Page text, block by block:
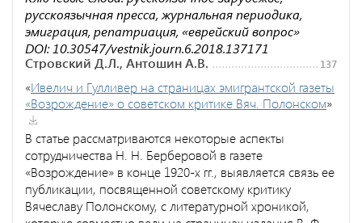
русскоязычная пресса, журнальная периодика,
эмиграция, репатриация, «еврейский вопрос»
DOI: 10.30547/vestnik.journ.6.2018.137171
Стровский Д.Л., Антошин А.В.
137
«Ивелич и Гулливер на страницах эмигрантской газеты
«Возрождение» о советском критике Вяч. Полонском»
В статье рассматриваются некоторые аспекты
сотрудничества Н. Н. Берберовой в газете
«Возрождение» в конце 1920-х гг., выявляется связь ее
публикации, посвященной советскому критику
Вячеславу Полонскому, с литературной хроникой,